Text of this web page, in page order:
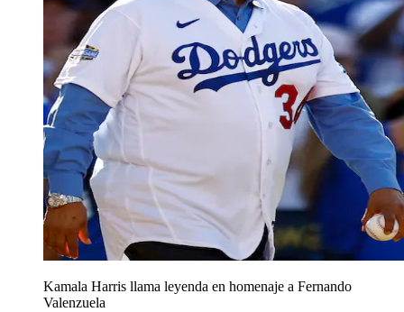
Kamala Harris llama leyenda en homenaje a Fernando
Valenzuela